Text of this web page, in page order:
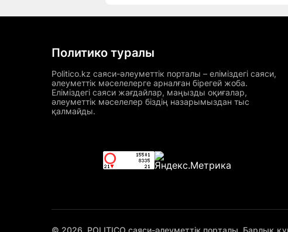
Политико туралы
Politico.kz саяси-әлеуметтік порталы – еліміздегі саяси,
әлеуметтік мәселелерге арналған бірегей жоба.
Еліміздегі саяси жағдайлар, маңызды оқиғалар,
әлеуметтік мәселелер біздің назарымыздан тыс
қалмайды.